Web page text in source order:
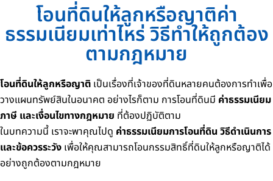
โอนที่ดินให้ลูกหรือญาติค่า
ธรรมเนียมเท่าไหร่ วิธีทำให้ถูกต้อง
ตามกฎหมาย
โอนที่ดินให้ลูกหรือญาติ เป็นเรื่องที่เจ้าของที่ดินหลายคนต้องการทำเพื่อ
วางแผนทรัพย์สินในอนาคต อย่างไรก็ตาม การโอนที่ดินมี ค่าธรรมเนียม
ภาษี และเงื่อนไขทางกฎหมาย ที่ต้องปฏิบัติตาม
ในบทความนี้ เราจะพาคุณไปดู ค่าธรรมเนียมการโอนที่ดิน วิธีดำเนินการ
และข้อควรระวัง เพื่อให้คุณสามารถโอนกรรมสิทธิ์ที่ดินให้ลูกหรือญาติได้
อย่างถูกต้องตามกฎหมาย